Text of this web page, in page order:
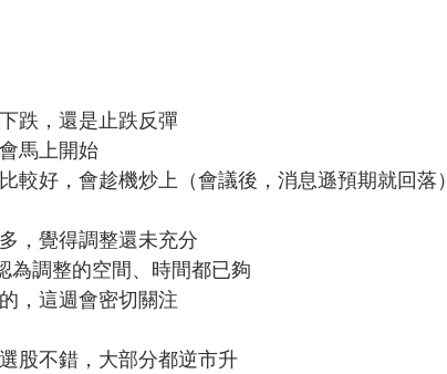
跌，還是止跌反彈
馬上開始
較好，會趁機炒上（會議後，消息遜預期就回落）
，覺得調整還未充分
為調整的空間、時間都已夠
，這週會密切關注
股不錯，大部分都逆市升